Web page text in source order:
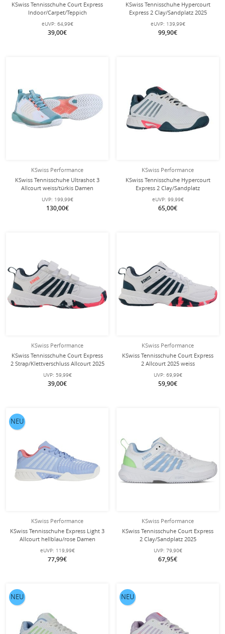
KSwiss Tennisschuhe Court Express
Indoor/Carpet/Teppich
tealblau/weiss Kinder
eUVP: 64,99€
39,00€
KSwiss Tennisschuhe Hypercourt
Express 2 Clay/Sandplatz 2025
infinityblau Herren
eUVP: 139,99€
99,90€
KSwiss Performance
KSwiss Tennisschuhe Ultrashot 3
Allcourt weiss/türkis Damen
UVP: 199,99€
130,00€
KSwiss Performance
KSwiss Tennisschuhe Hypercourt
Express 2 Clay/Sandplatz
weiss/navyblau Kinder
eUVP: 99,99€
65,00€
KSwiss Performance
KSwiss Tennisschuhe Court Express
2 Strap/Klettverschluss Allcourt 2025
weiss Klein-/Kinder
UVP: 59,99€
39,00€
KSwiss Performance
KSwiss Tennisschuhe Court Express
2 Allcourt 2025 weiss
Kinder/Junioren
UVP: 69,99€
59,90€
KSwiss Performance
KSwiss Tennisschuhe Express Light 3
Allcourt hellblau/rose Damen
eUVP: 119,99€
77,99€
NEU
KSwiss Performance
KSwiss Tennisschuhe Court Express
2 Clay/Sandplatz 2025
weiss/blau/grün Damen
UVP: 79,90€
67,95€
NEU NEU